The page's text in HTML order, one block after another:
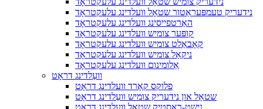
נידעריק טעמפּעראַטור שטאָל וועלדינג עלעקטראָד
האַרטפייסינג וועלדינג עלעקטראָד
קופּער צומיש וועלדינג עלעקטראָד
קאָבאַלט צומיש וועלדינג עלעקטראָד
ניקאַל צומיש וועלדינג עלעקטראָד
אַלומינום וועלדינג עלעקטראָד
וועַלדינג דראָט
פלוקס קאָרד וועלדינג דראָט
שטאָל און נידעריק צומיש וועַלדינג דראָט
נישט-ראַסטיק שטאָל וועלדינג דראָט